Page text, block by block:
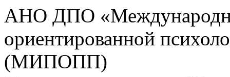
АНО ДПО
ориентированной
(МИПОПП)